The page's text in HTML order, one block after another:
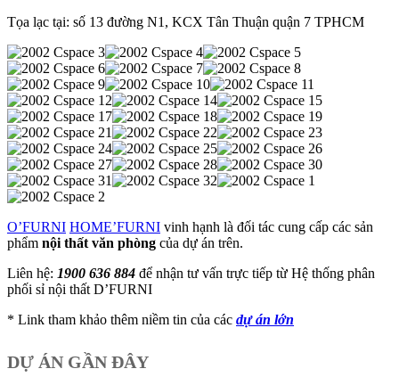
Tọa lạc tại: số 13 đường N1, KCX Tân Thuận quận 7 TPHCM
O’FURNI HOME’FURNI vinh hạnh là đối tác cung cấp các sản
phẩm nội thất văn phòng của dự án trên.
Liên hệ: 1900 636 884 để nhận tư vấn trực tiếp từ Hệ thống phân
phối sỉ nội thất D’FURNI
* Link tham khảo thêm niềm tin của các dự án lớn
DỰ ÁN GẦN ĐÂY